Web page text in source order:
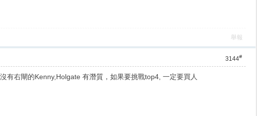
舉報
3144#
有右閘的Kenny,Holgate 有潛質，如果要挑戰top4, 一定要買人